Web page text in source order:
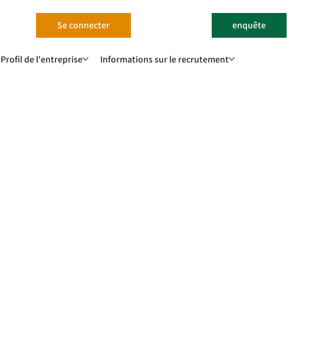
Se connecter enquête
Profil de l'entreprise Informations sur le recrutement